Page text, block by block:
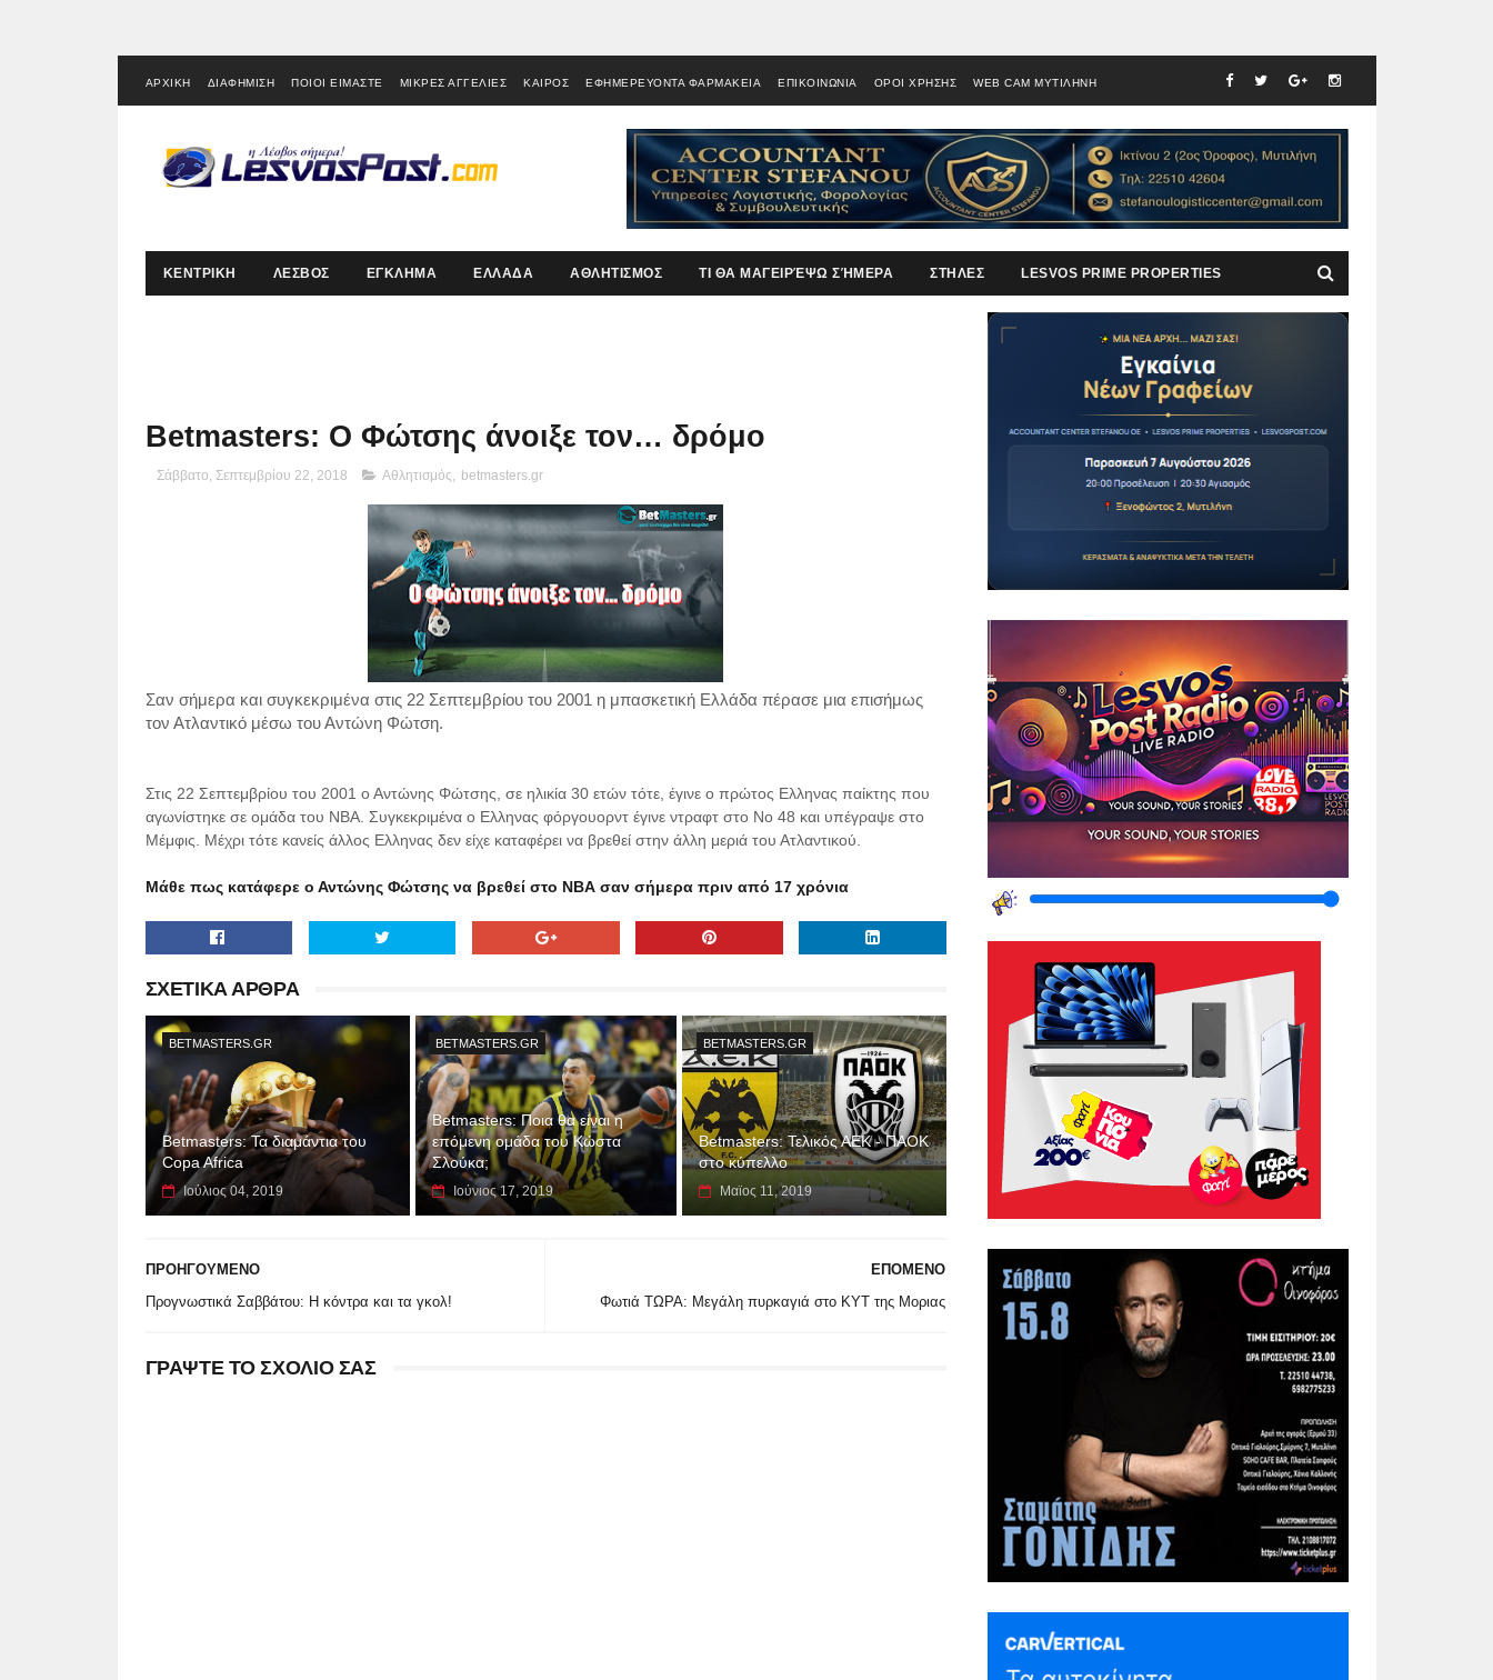
ΑΡΧΙΚΗ ΔΙΑΦΗΜΙΣΗ ΠΟΙΟΙ ΕΙΜΑΣΤΕ ΜΙΚΡΕΣ ΑΓΓΕΛΙΕΣ ΚΑΙΡΟΣ ΕΦΗΜΕΡΕΥΟΝΤΑ ΦΑΡΜΑΚΕΙΑ ΕΠΙΚΟΙΝΩΝΙΑ ΟΡΟΙ ΧΡΗΣΗΣ WEB CAM ΜΥΤΙΛΗΝΗ
ΚΕΝΤΡΙΚΗ ΛΕΣΒΟΣ ΕΓΚΛΗΜΑ ΕΛΛΑΔΑ ΑΘΛΗΤΙΣΜΟΣ ΤΙ ΘΑ ΜΑΓΕΙΡΈΨΩ ΣΉΜΕΡΑ ΣΤΗΛΕΣ LESVOS PRIME PROPERTIES
Betmasters: Ο Φώτσης άνοιξε τον… δρόμο
Σάββατο, Σεπτεμβρίου 22, 2018 Αθλητισμός, betmasters.gr
Σαν σήμερα και συγκεκριμένα στις 22 Σεπτεμβρίου του 2001 η μπασκετική Ελλάδα πέρασε μια επισήμως
τον Ατλαντικό μέσω του Αντώνη Φώτση.
Στις 22 Σεπτεμβρίου του 2001 ο Αντώνης Φώτσης, σε ηλικία 30 ετών τότε, έγινε ο πρώτος Ελληνας παίκτης που
αγωνίστηκε σε ομάδα του ΝΒΑ. Συγκεκριμένα ο Ελληνας φόργουορντ έγινε ντραφτ στο Νο 48 και υπέγραψε στο
Μέμφις. Μέχρι τότε κανείς άλλος Ελληνας δεν είχε καταφέρει να βρεθεί στην άλλη μεριά του Ατλαντικού.
Μάθε πως κατάφερε ο Αντώνης Φώτσης να βρεθεί στο ΝΒΑ σαν σήμερα πριν από 17 χρόνια
ΣΧΕΤΙΚΑ ΑΡΘΡΑ
BETMASTERS.GR
Betmasters: Τα διαμάντια του
Copa Africa
Ιούλιος 04, 2019
BETMASTERS.GR
Betmasters: Ποια θα είναι η
επόμενη ομάδα του Κώστα
Σλούκα;
Ιούνιος 17, 2019
BETMASTERS.GR
Betmasters: Τελικός ΑΕΚ - ΠΑΟΚ
στο κύπελλο
Μαϊος 11, 2019
ΕΠΟΜΕΝΟ
Φωτιά ΤΩΡΑ: Μεγάλη πυρκαγιά στο ΚΥΤ της Μοριας
ΠΡΟΗΓΟΥΜΕΝΟ
Προγνωστικά Σαββάτου: Η κόντρα και τα γκολ!
ΓΡΑΨΤΕ ΤΟ ΣΧΟΛΙΟ ΣΑΣ